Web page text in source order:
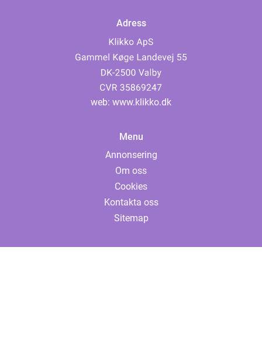
Adress
web: www.klikko.dk
Menu
Annonsering
Om oss
Cookies
Kontakta oss
Sitemap